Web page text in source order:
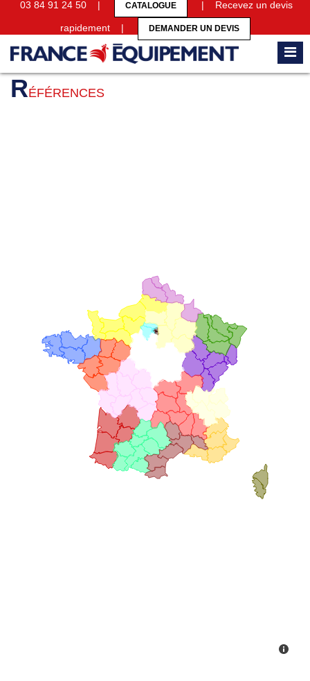
03 84 91 24 50 | CATALOGUE | Recevez un devis
rapidement | DEMANDER UN DEVIS
Accueil Références
RÉFÉRENCES